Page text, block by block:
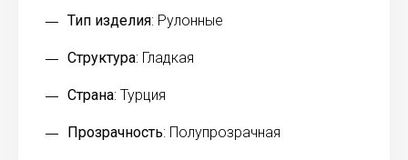
Тип изделия: Рулонные
Структура: Гладкая
Страна: Турция
Прозрачность: Полупрозрачная